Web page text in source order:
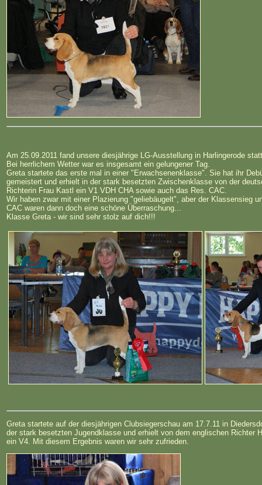
Am 25.09.2011 fand unsere diesjährige LG-Ausstellung in Harlingerode
Bei herrlichem Wetter war es insgesamt ein gelungener Tag.
Greta startete das erste mal in einer "Erwachsenenklasse". Sie hat ihr
gemeistert und erhielt in der stark besetzten Zwischenklasse von der
Richterin Frau Kastl ein V1 VDH CHA sowie auch das Res. CAC.
Wir haben zwar mit einer Plazierung "geliebäugelt", aber der Klassensieg
CAC waren dann doch eine schöne Überraschung...
Klasse Greta - wir sind sehr stolz auf dich!!!
Greta startete auf der diesjährigen Clubsiegerschau am 17.7.11 in
der stark besetzten Jugendklasse und erhielt von dem englischen Richter
ein V4. Mit diesem Ergebnis waren wir sehr zufrieden.